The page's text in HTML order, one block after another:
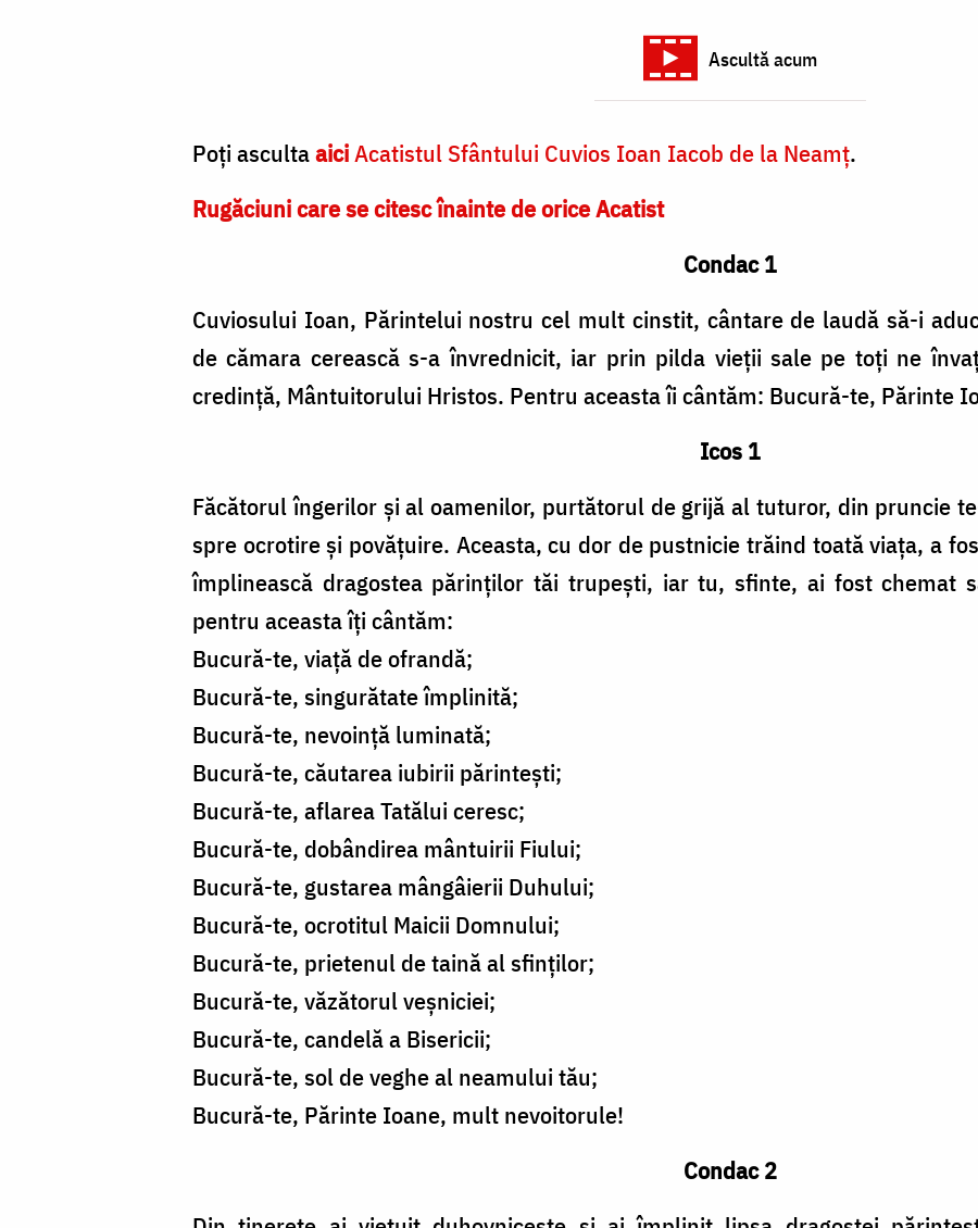
Ascultă acum
Poți ascultaaici Acatistul Sfântului Cuvios Ioan Iacob de la Neamț.
Rugăciuni care se citesc înainte de orice Acatist
Condac 1
Cuviosului Ioan, Părintelui nostru cel mult cinstit, cântare de laudă să-i
de cămara cerească s-a învrednicit, iar prin pilda vieții sale pe toți ne
credință, Mântuitorului Hristos. Pentru aceasta îi cântăm: Bucură-te, Părinte
Icos 1
Făcătorul îngerilor și al oamenilor, purtătorul de grijă al tuturor, din pruncie
spre ocrotire și povățuire. Aceasta, cu dor de pustnicie trăind toată viața, a
împlinească dragostea părinților tăi trupești, iar tu, sfinte, ai fost chemat
pentru aceasta îți cântăm:
Bucură-te, viață de ofrandă;
Bucură-te, singurătate împlinită;
Bucură-te, nevoință luminată;
Bucură-te, căutarea iubirii părintești;
Bucură-te, aflarea Tatălui ceresc;
Bucură-te, dobândirea mântuirii Fiului;
Bucură-te, gustarea mângâierii Duhului;
Bucură-te, ocrotitul Maicii Domnului;
Bucură-te, prietenul de taină al sfinților;
Bucură-te, văzătorul veșniciei;
Bucură-te, candelă a Bisericii;
Bucură-te, sol de veghe al neamului tău;
Bucură-te, Părinte Ioane, mult nevoitorule!
Condac 2